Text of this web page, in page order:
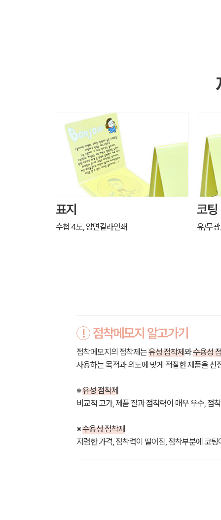
표지
수첩 4도, 양면칼라인쇄
코팅
유/무
! 점착메모지 알고가기
점착메모지의 점착제는유성 점착제와수용성
사용하는 목적과 의도에 맞게 적절한 제품을 선
※유성 점착제
비교적 고가, 제품 질과 점착력이 매우 우수, 점
※수용성 점착제
저렴한 가격, 점착력이 떨어짐, 점착부분에 코